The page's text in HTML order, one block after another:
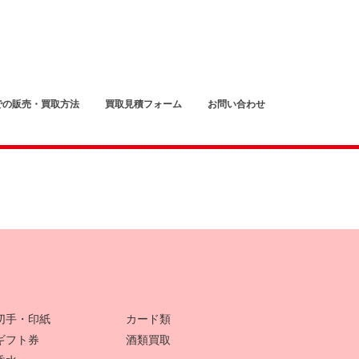
販売・買取方法 買取見積フォーム お問い合わせ
手・印紙
フト券
カード類
酒類買取